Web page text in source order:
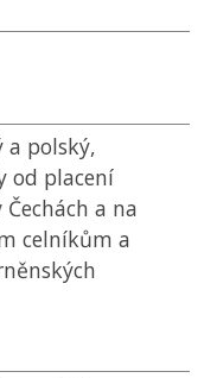
a polský,
od placení
a na
celníkům a